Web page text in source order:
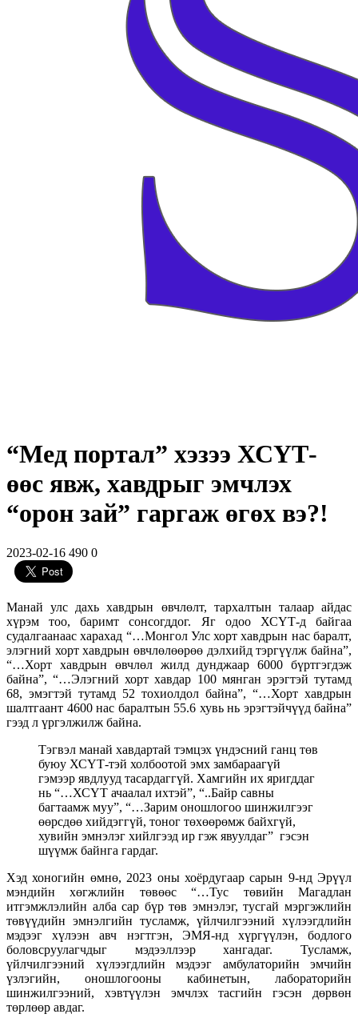
“Мед портал” хэзээ ХСҮТ-
өөс явж, хавдрыг эмчлэх
“орон зай” гаргаж өгөх вэ?!
2023-02-16 490 0
Манай улс дахь хавдрын өвчлөлт, тархалтын талаар айдас
хүрэм тоо, баримт сонсогддог. Яг одоо ХСҮТ-д байгаа
судалгаанаас харахад “…Монгол Улс хорт хавдрын нас баралт,
элэгний хорт хавдрын өвчлөлөөрөө дэлхийд тэргүүлж байна”,
“…Хорт хавдрын өвчлөл жилд дунджаар 6000 бүртгэгдэж
байна”, “…Элэгний хорт хавдар 100 мянган эрэгтэй тутамд
68, эмэгтэй тутамд 52 тохиолдол байна”, “…Хорт хавдрын
шалтгаант 4600 нас баралтын 55.6 хувь нь эрэгтэйчүүд байна”
гээд л үргэлжилж байна.
Тэгвэл манай хавдартай тэмцэх үндэсний ганц төв
буюу ХСҮТ-тэй холбоотой эмх замбараагүй
гэмээр явдлууд тасардаггүй. Хамгийн их яригддаг
нь “…ХСҮТ ачаалал ихтэй”, “..Байр савны
багтаамж муу”, “…Зарим оношлогоо шинжилгээг
өөрсдөө хийдэггүй, тоног төхөөрөмж байхгүй,
хувийн эмнэлэг хийлгээд ир гэж явуулдаг” гэсэн
шүүмж байнга гардаг.
Хэд хоногийн өмнө, 2023 оны хоёрдугаар сарын 9-нд Эрүүл
мэндийн хөгжлийн төвөөс “…Тус төвийн Магадлан
итгэмжлэлийн алба сар бүр төв эмнэлэг, тусгай мэргэжлийн
төвүүдийн эмнэлгийн тусламж, үйлчилгээний хүлээгдлийн
мэдээг хүлээн авч нэгтгэн, ЭМЯ-нд хүргүүлэн, бодлого
боловсруулагчдыг мэдээллээр хангадаг. Тусламж,
үйлчилгээний хүлээгдлийн мэдээг амбулаторийн эмчийн
үзлэгийн, оношлогооны кабинетын, лабораторийн
шинжилгээний, хэвтүүлэн эмчлэх тасгийн гэсэн дөрвөн
төрлөөр авдаг.